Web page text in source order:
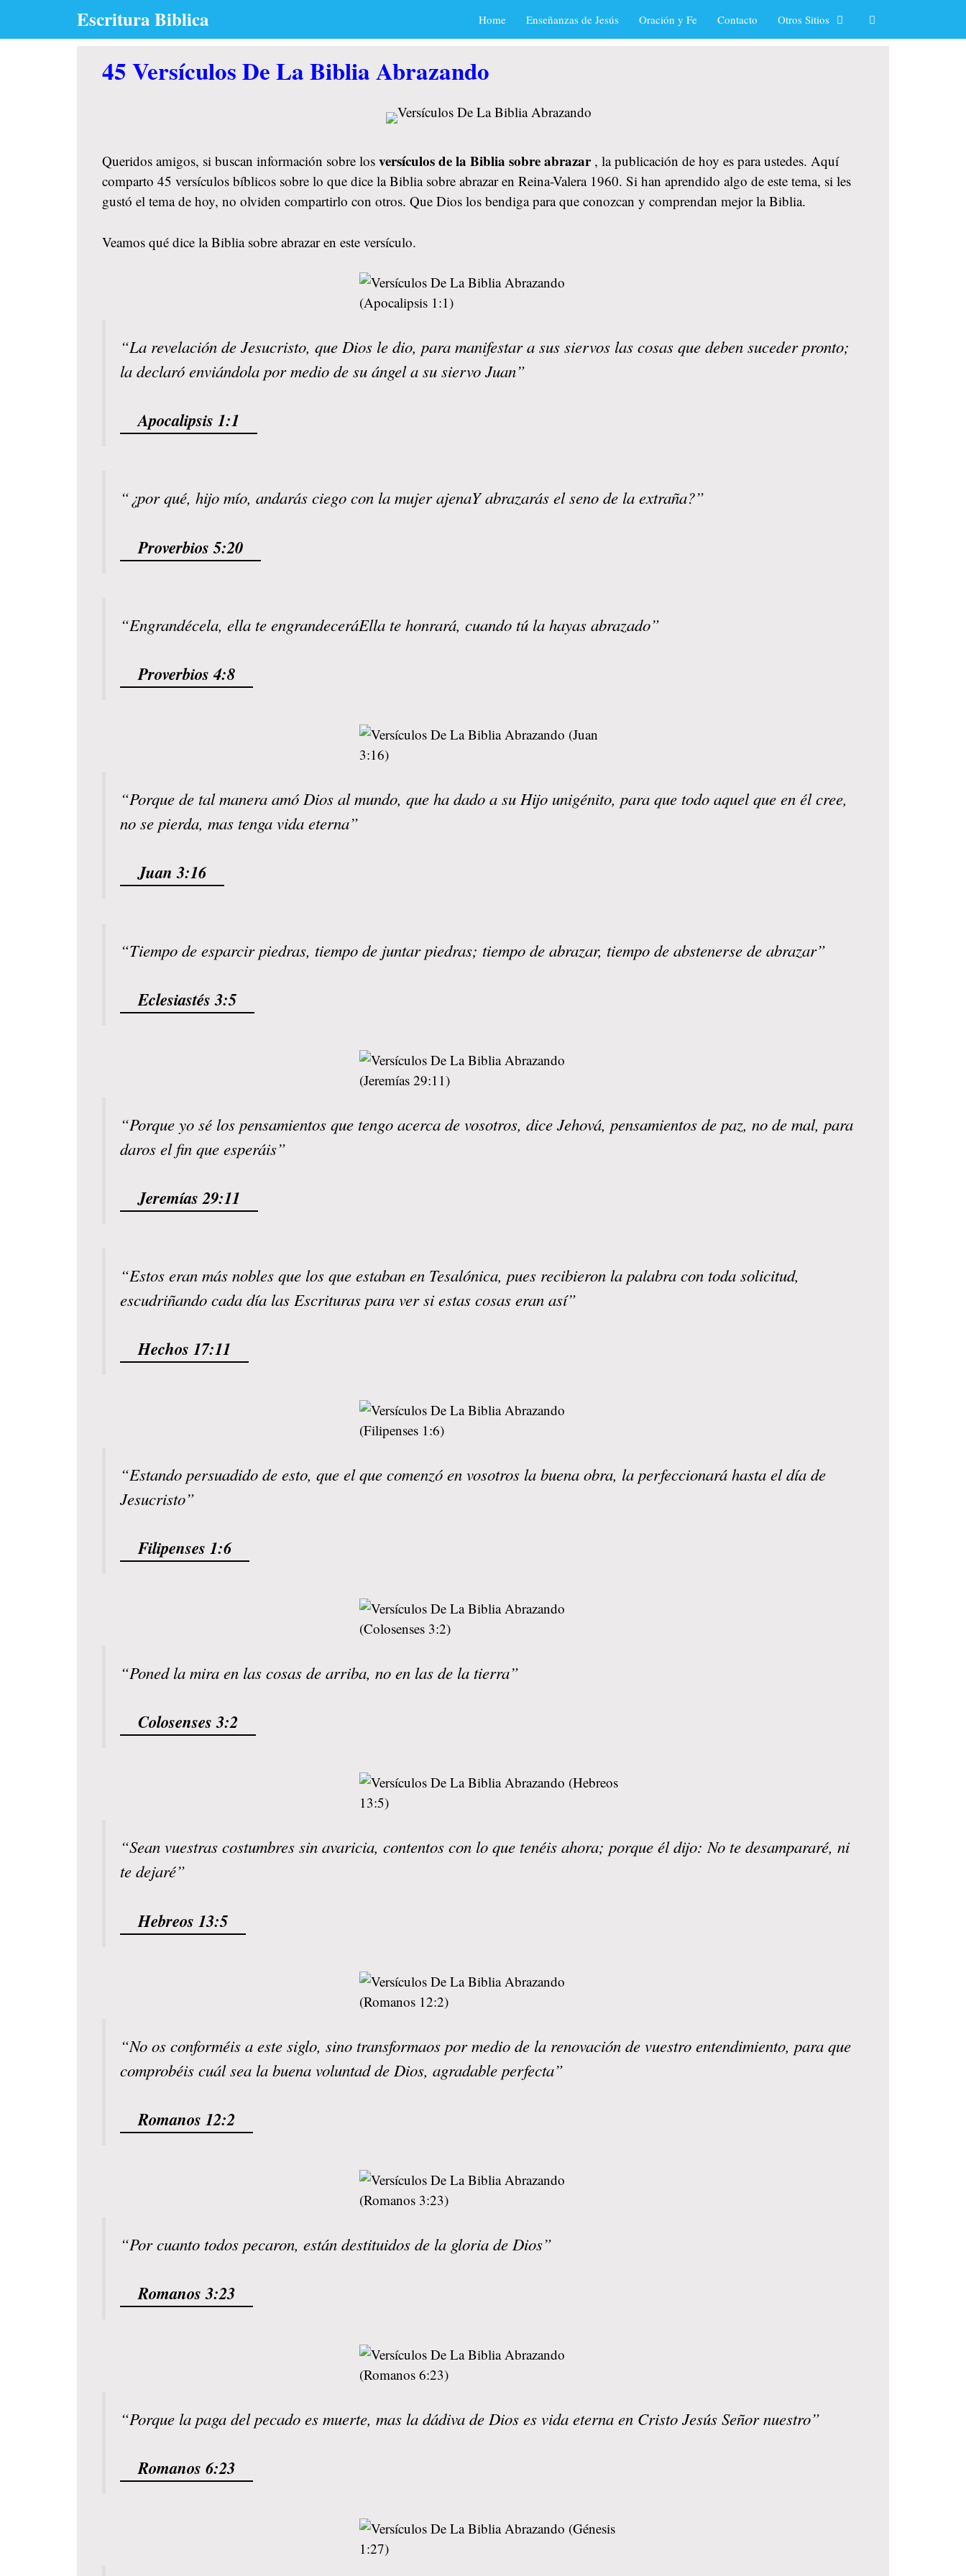
Escritura Biblica Home Enseñanzas de Jesús Oración y Fe Contacto Otros Sitios
45 Versículos De La Biblia Abrazando
Queridos amigos, si buscan información sobre los versículos de la Biblia sobre abrazar , la publicación de hoy es para ustedes. Aquí
comparto 45 versículos bíblicos sobre lo que dice la Biblia sobre abrazar en Reina-Valera 1960. Si han aprendido algo de este tema, si les
gustó el tema de hoy, no olviden compartirlo con otros. Que Dios los bendiga para que conozcan y comprendan mejor la Biblia.
Veamos qué dice la Biblia sobre abrazar en este versículo.
“La revelación de Jesucristo, que Dios le dio, para manifestar a sus siervos las cosas que deben suceder pronto;
la declaró enviándola por medio de su ángel a su siervo Juan”
Apocalipsis 1:1
“¿por qué, hijo mío, andarás ciego con la mujer ajenaY abrazarás el seno de la extraña?”
Proverbios 5:20
“Engrandécela, ella te engrandeceráElla te honrará, cuando tú la hayas abrazado”
Proverbios 4:8
“Porque de tal manera amó Dios al mundo, que ha dado a su Hijo unigénito, para que todo aquel que en él cree,
no se pierda, mas tenga vida eterna”
Juan 3:16
“Tiempo de esparcir piedras, tiempo de juntar piedras; tiempo de abrazar, tiempo de abstenerse de abrazar”
Eclesiastés 3:5
“Porque yo sé los pensamientos que tengo acerca de vosotros, dice Jehová, pensamientos de paz, no de mal, para
daros el fin que esperáis”
Jeremías 29:11
“Estos eran más nobles que los que estaban en Tesalónica, pues recibieron la palabra con toda solicitud,
escudriñando cada día las Escrituras para ver si estas cosas eran así”
Hechos 17:11
“Estando persuadido de esto, que el que comenzó en vosotros la buena obra, la perfeccionará hasta el día de
Jesucristo”
Filipenses 1:6
“Poned la mira en las cosas de arriba, no en las de la tierra”
Colosenses 3:2
“Sean vuestras costumbres sin avaricia, contentos con lo que tenéis ahora; porque él dijo: No te desampararé, ni
te dejaré”
Hebreos 13:5
“No os conforméis a este siglo, sino transformaos por medio de la renovación de vuestro entendimiento, para que
comprobéis cuál sea la buena voluntad de Dios, agradable perfecta”
Romanos 12:2
“Por cuanto todos pecaron, están destituidos de la gloria de Dios”
Romanos 3:23
“Porque la paga del pecado es muerte, mas la dádiva de Dios es vida eterna en Cristo Jesús Señor nuestro”
Romanos 6:23